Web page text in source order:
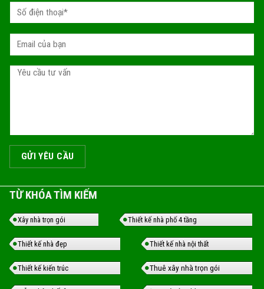
TỪ KHÓA TÌM KIẾM
Xây nhà trọn gói Thiết kế nhà phố 4 tầng
Thiết kế nhà đẹp Thiết kế nhà nội thất
Thiết kế kiến trúc Thuê xây nhà trọn gói